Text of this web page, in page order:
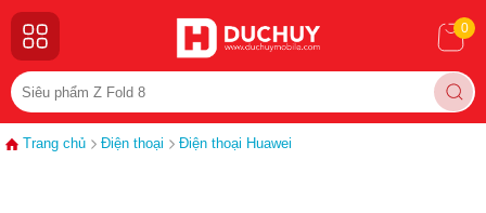
0
Trang chủ Điện thoại Điện thoại Huawei